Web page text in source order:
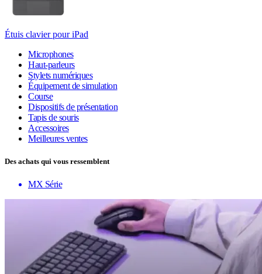
Étuis clavier pour iPad
Microphones
Haut-parleurs
Stylets numériques
Équipement de simulation
Course
Dispositifs de présentation
Tapis de souris
Accessoires
Meilleures ventes
Des achats qui vous ressemblent
MX Série